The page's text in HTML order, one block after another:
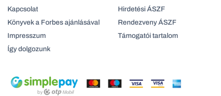
Kapcsolat
Könyvek a Forbes ajánlásával
Impresszum
Így dolgozunk
Hirdetési ÁSZF
Rendezveny ÁSZF
Támogatói tartalom